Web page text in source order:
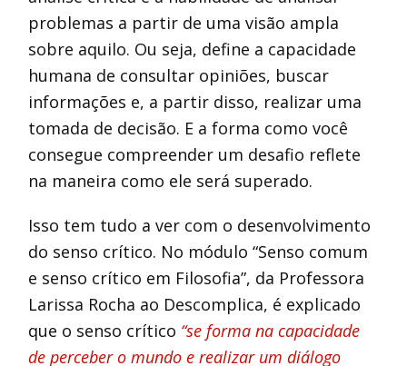
problemas a partir de uma visão ampla
sobre aquilo. Ou seja, define a capacidade
humana de consultar opiniões, buscar
informações e, a partir disso, realizar uma
tomada de decisão. E a forma como você
consegue compreender um desafio reflete
na maneira como ele será superado.
Isso tem tudo a ver com o desenvolvimento
do senso crítico. No módulo “Senso comum
e senso crítico em Filosofia”, da Professora
Larissa Rocha ao Descomplica, é explicado
que o senso crítico “se forma na capacidade
de perceber o mundo e realizar um diálogo